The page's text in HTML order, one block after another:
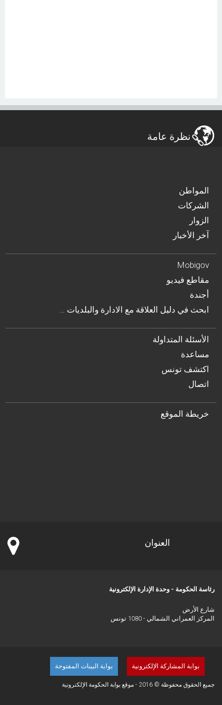
نظرة عامة
المواطن
الشركات
الزوار
آخر الأخبار
Mobigov
مقاطع فيديو
أجندة
… ابحث في دليل العلاقة مع الادارة والبلديات
الأسئلة المتداولة
مساعدة
اكتشف تونس
اتصال
خريطة الموقع
العنوان
رئاسة الحكومة - وحدة الإدارة الإلكترونية
شارع الأرض
المركز العمراني الشمالي - 1080 تونس
بوابة البينات المفتوحة بوابة المشاركة الإلكترونية
جميع الحقوق محفوظة © 2016 - موقع بوابة الحكومة الإلكترونية